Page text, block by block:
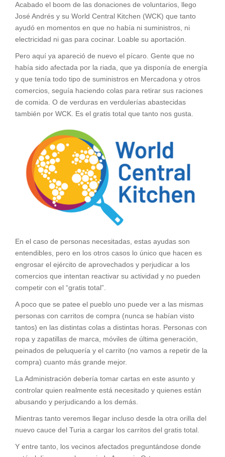
Acabado el boom de las donaciones de voluntarios, llego
José Andrés y su World Central Kitchen (WCK) que tanto
ayudó en momentos en que no había ni suministros, ni
electricidad ni gas para cocinar. Loable su aportación.
Pero aquí ya apareció de nuevo el pícaro. Gente que no
había sido afectada por la riada, que ya disponía de energía
y que tenía todo tipo de suministros en Mercadona y otros
comercios, seguía haciendo colas para retirar sus raciones
de comida. O de verduras en verdulerías abastecidas
también por WCK. Es el gratis total que tanto nos gusta.
En el caso de personas necesitadas, estas ayudas son
entendibles, pero en los otros casos lo único que hacen es
engrosar el ejército de aprovechados y perjudicar a los
comercios que intentan reactivar su actividad y no pueden
competir con el “gratis total”.
A poco que se patee el pueblo uno puede ver a las mismas
personas con carritos de compra (nunca se habían visto
tantos) en las distintas colas a distintas horas. Personas con
ropa y zapatillas de marca, móviles de última generación,
peinados de peluquería y el carrito (no vamos a repetir de la
compra) cuanto más grande mejor.
La Administración debería tomar cartas en este asunto y
controlar quien realmente está necesitado y quienes están
abusando y perjudicando a los demás.
Mientras tanto veremos llegar incluso desde la otra orilla del
nuevo cauce del Turia a cargar los carritos del gratis total.
Y entre tanto, los vecinos afectados preguntándose donde